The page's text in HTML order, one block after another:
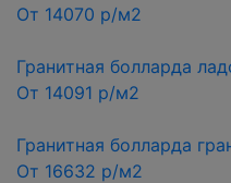
От 14070 р/м2
Гранитная болларда
От 14091 р/м2
Гранитная болларда
От 16632 р/м2